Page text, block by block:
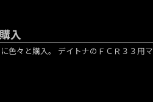
入
色々と購入。 デイトナのＦＣＲ３３用マ